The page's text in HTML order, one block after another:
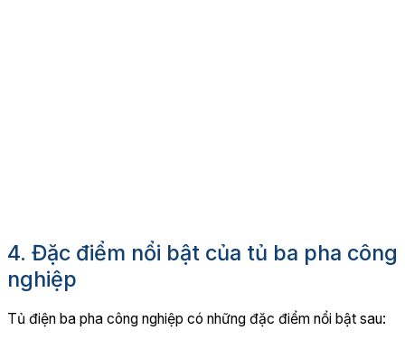
4. Đặc điểm nổi bật của tủ ba pha công
nghiệp
Tủ điện ba pha công nghiệp có những đặc điểm nổi bật sau: